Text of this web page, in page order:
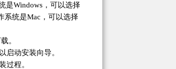
是Windows，可以选择
系统是Mac，可以选择
。
启动安装向导。
过程。